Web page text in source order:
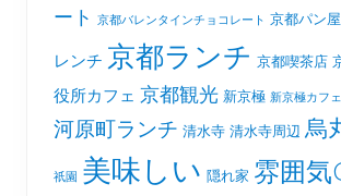
ート 京都バレンタインチョコレート 京都パン
レンチ 京都ランチ 京都喫茶店
役所カフェ 京都観光 新京極 新京極カフェ
河原町ランチ 清水寺 清水寺周辺 烏
祇園 美味しい 隠れ家 雰囲気